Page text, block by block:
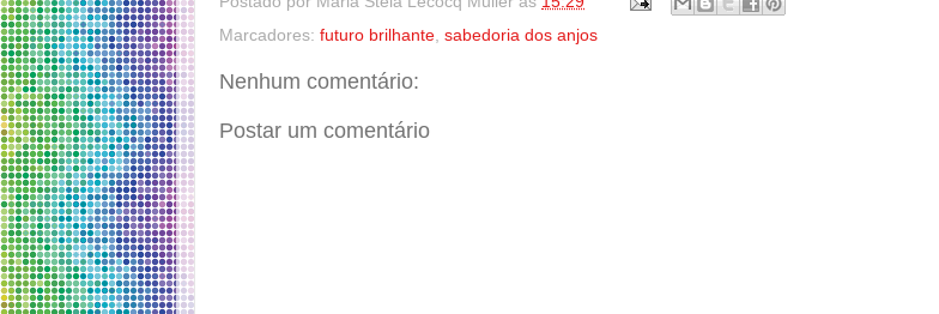
Marcadores: futuro brilhante sabedoria dos anjos
Nenhum comentário:
Postar um comentário